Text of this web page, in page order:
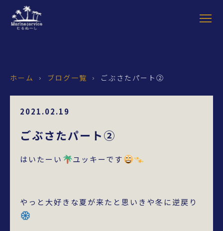
ホーム › ブログ一覧 › ごぶさたパート②
2021.02.19
ごぶさたパート②
はいたーい ユッキーです
やっと大好きな夏が来たと思いきや冬に逆戻り